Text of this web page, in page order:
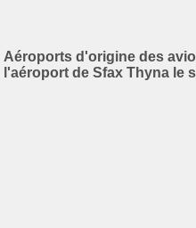
Aéroports d'origine des
l'aéroport de Sfax Thyna le